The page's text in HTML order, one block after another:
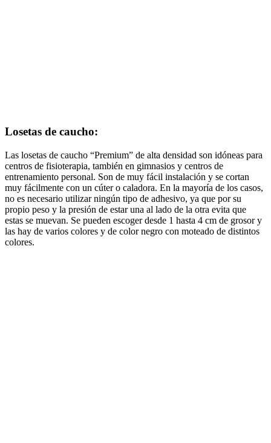
Losetas de caucho:
Las losetas de caucho “Premium” de alta densidad son idóneas para
centros de fisioterapia, también en gimnasios y centros de
entrenamiento personal. Son de muy fácil instalación y se cortan
muy fácilmente con un cúter o caladora. En la mayoría de los casos,
no es necesario utilizar ningún tipo de adhesivo, ya que por su
propio peso y la presión de estar una al lado de la otra evita que
estas se muevan. Se pueden escoger desde 1 hasta 4 cm de grosor y
las hay de varios colores y de color negro con moteado de distintos
colores.